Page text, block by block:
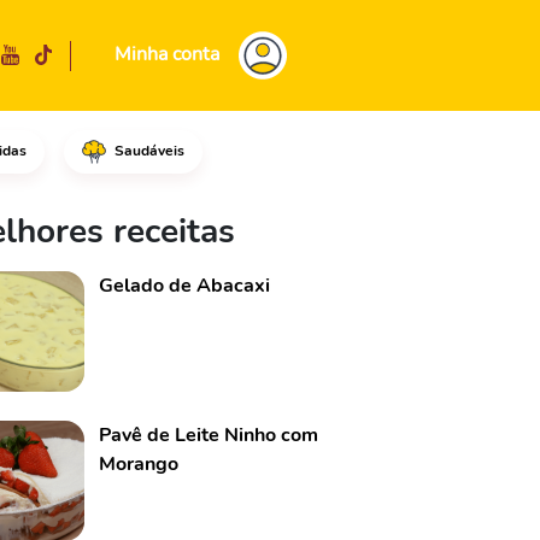
Minha conta
Saudáveis
manteiga, adicione as
receitas
Gelado de Abacaxi
Pavê de Leite Ninho com
Morango